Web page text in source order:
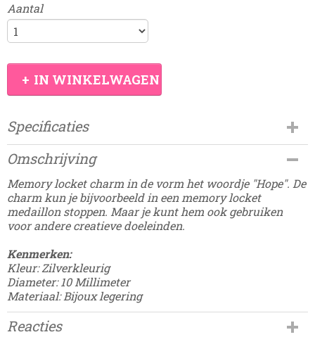
Aantal
IN WINKELWAGEN
Specificaties
Productcode
Damesdingetjes-568
Omschrijving
Memory locket charm in de vorm het woordje "Hope". De
charm kun je bijvoorbeeld in een memory locket
medaillon stoppen. Maar je kunt hem ook gebruiken
voor andere creatieve doeleinden.
Kenmerken:
Kleur: Zilverkleurig
Diameter: 10 Millimeter
Materiaal: Bijoux legering
Reacties